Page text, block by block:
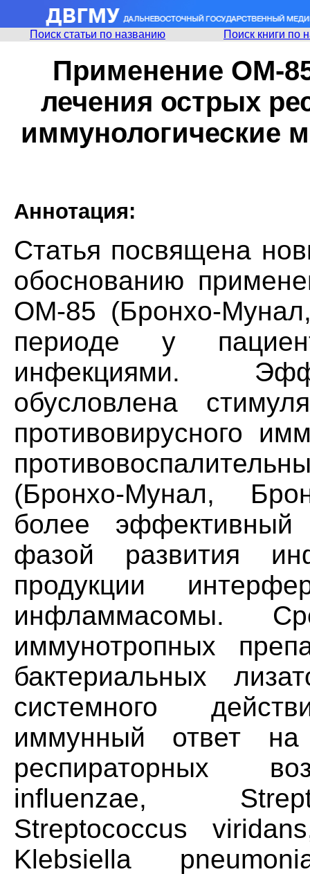
Поиск статьи по названию Поиск книги по
Применение ОМ-
лечения острых
иммунологические
Аннотация:
Статья посвящена
обоснованию
ОМ-85 (Бронхо-
периоде у
инфекциями.
обусловлена
противовирусного
(Бронхо-Мунал,
более эффективный
фазой развития
продукции
инфламмасомы.
иммунотропных
бактериальных
системного
иммунный ответ на
респираторных
influenzae,
Streptococcus
Klebsiella